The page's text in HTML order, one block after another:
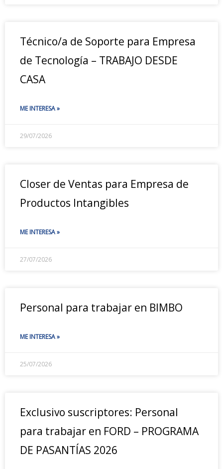
Técnico/a de Soporte para Empresa
de Tecnología – TRABAJO DESDE
CASA
ME INTERESA »
29/07/2026
Closer de Ventas para Empresa de
Productos Intangibles
ME INTERESA »
27/07/2026
Personal para trabajar en BIMBO
ME INTERESA »
25/07/2026
Exclusivo suscriptores: Personal
para trabajar en FORD – PROGRAMA
DE PASANTÍAS 2026